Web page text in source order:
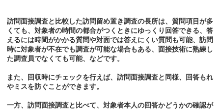
訪問面接調査と比較した訪問留め置き調査の長所は、質問項目が多
くても、対象者の時間の都合がつくときにゆっくり回答できる、答
えるには時間がかかる質問や対面では答えにくい質問も可能、訪問
時に対象者が不在でも調査が可能な場合もある、面接技術に熟練し
た調査員でなくても可能、などです。
また、回収時にチェックを行えば、訪問面接調査と同様、回答もれ
やミスを防ぐことができます。
一方、訪問面接調査と比べて、対象者本人の回答かどうかの確認が